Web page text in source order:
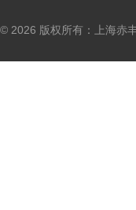
© 2026 版权所有：上海赤